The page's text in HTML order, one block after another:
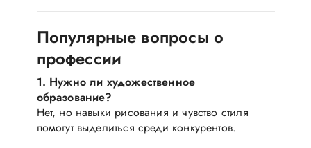
Популярные вопросы о
профессии
1. Нужно ли художественное
образование?
Нет, но навыки рисования и чувство стиля
помогут выделиться среди конкурентов.